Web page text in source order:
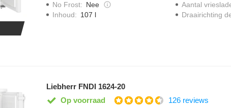
No Frost: Nee
Inhoud: 107 l
Aantal
Draairichting
Liebherr FNDI 1624-20
Op voorraad
126 reviews